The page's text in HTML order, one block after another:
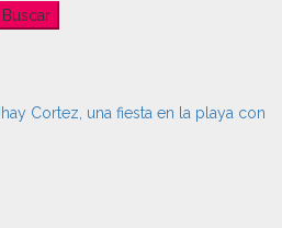
Cortez, una fiesta en la playa con